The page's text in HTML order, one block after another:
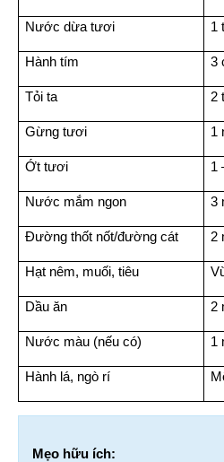
Nước dừa tươi 1
Hành tím 3
Tỏi ta 2
Gừng tươi 1
Ớt tươi 1
Nước mắm ngon 3
Đường thốt nốt/đường cát 2
Hạt nêm, muối, tiêu
Dầu ăn 2
Nước màu (nếu có) 1
Hành lá, ngò rí
Mẹo hữu ích: